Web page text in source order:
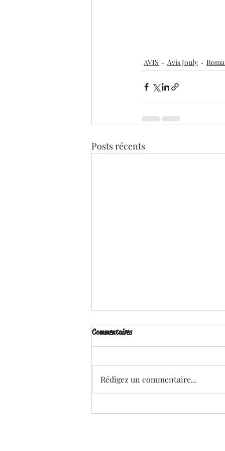
AVIS Avis Jouly
Posts récents
Commentaires
Rédigez un commentaire...